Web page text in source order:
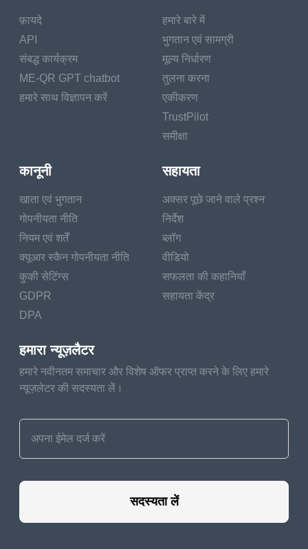
फ़ायदे
API
संबद्ध कार्यक्रम
ME-QR GPT chatbot
हमारे साथ विज्ञापन करें
हमारे बारे में
भुगतान एवं सामग्री
मूल्य निर्धारण
तुलना करना
एकीकरण
TrustPilot
समीक्षा
कानूनी
खाता एवं भुगतान
गोपनीयता नीति
नियम एवं शर्तें
क्यूआर स्कैन गोपनीयता नीति
कुकी सेटिंग्स
GDPR
DPA
सहायता
अक्सर पूछे जाने वाले प्रश्न
निर्देश
ब्लॉग
वीडियो
सफलता की कहानियाँ
सहायता केंद्र
हमारा न्यूज़लैटर
हमारे नवीनतम समाचार और विशेष ऑफर प्राप्त करने के लिए हमारे
न्यूज़लेटर की सदस्यता लें।
सदस्यता लें